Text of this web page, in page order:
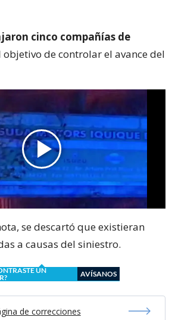
cinco compañías de
objetivo de controlar el avance del
se descartó que existieran
a causas del siniestro.
UN
AVÍSANOS
de correcciones